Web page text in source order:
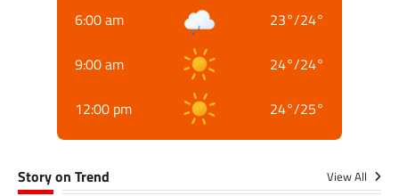
6:00 am 23°/24°
9:00 am 24°/24°
12:00 pm 24°/25°
Story on Trend View All